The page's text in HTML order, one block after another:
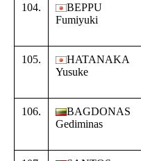
104.
BEPPU
Fumiyuki
105.
HATANAKA
Yusuke
106.
BAGDONAS
Gediminas